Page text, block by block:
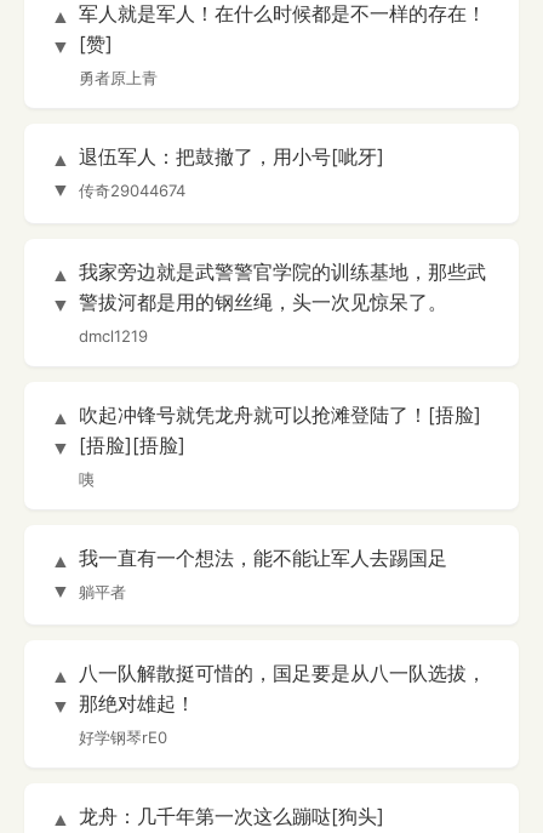
▲
▼
军人就是军人！在什么时候都是不一样的存在！
[赞]
勇者原上青
▲
▼
退伍军人：把鼓撤了，用小号[呲牙]
传奇29044674
▲
▼
我家旁边就是武警警官学院的训练基地，那些武
警拔河都是用的钢丝绳，头一次见惊呆了。
dmcl1219
▲
▼
吹起冲锋号就凭龙舟就可以抢滩登陆了！[捂脸]
[捂脸][捂脸]
咦
▲
▼
我一直有一个想法，能不能让军人去踢国足
躺平者
▲
▼
八一队解散挺可惜的，国足要是从八一队选拔，
那绝对雄起！
好学钢琴rE0
▲
龙舟：几千年第一次这么蹦哒[狗头]